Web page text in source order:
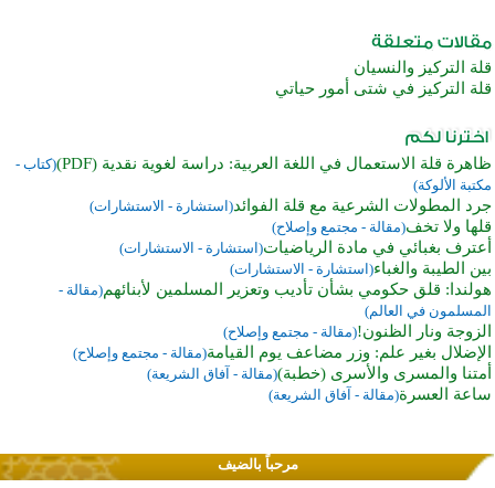
قلة التركيز والنسيان
قلة التركيز في شتى أمور حياتي
ظاهرة قلة الاستعمال في اللغة العربية: دراسة لغوية نقدية (PDF)
(كتاب -
مكتبة الألوكة)
جرد المطولات الشرعية مع قلة الفوائد(استشارة - الاستشارات)
قلها ولا تخف(مقالة - مجتمع وإصلاح)
أعترف بغبائي في مادة الرياضيات(استشارة - الاستشارات)
بين الطيبة والغباء(استشارة - الاستشارات)
هولندا: قلق حكومي بشأن تأديب وتعزير المسلمين لأبنائهم(مقالة -
المسلمون في العالم)
الزوجة ونار الظنون!(مقالة - مجتمع وإصلاح)
الإضلال بغير علم: وزر مضاعف يوم القيامة(مقالة - مجتمع وإصلاح)
أمتنا والمسرى والأسرى (خطبة)(مقالة - آفاق الشريعة)
ساعة العسرة(مقالة - آفاق الشريعة)
مرحباً بالضيف